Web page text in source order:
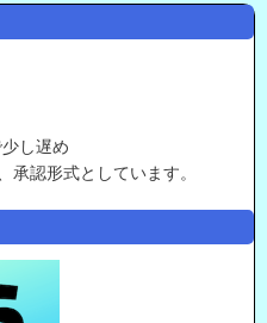
し遅め
承認形式としています。